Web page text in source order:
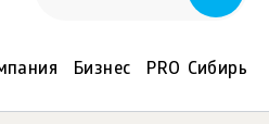
Бизнес PRO Сибирь